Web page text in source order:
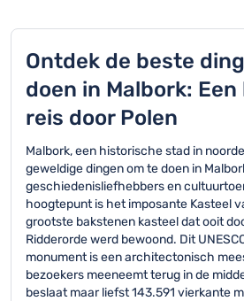
Ontdek de beste
doen in Malbork:
reis door Polen
Malbork, een historische stad in
geweldige dingen om te doen in
geschiedenisliefhebbers en
hoogtepunt is het imposante Kasteel
grootste bakstenen kasteel dat ooit
Ridderorde werd bewoond. Dit
monument is een architectonisch
bezoekers meeneemt terug in de
beslaat maar liefst 143.591 vierkante